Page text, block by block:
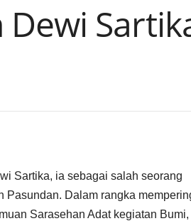
Sartika, ia sebagai salah seorang
Dalam rangka
Sarasehan Adat kegiatan Bumi,